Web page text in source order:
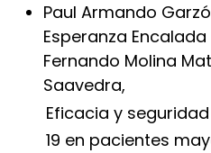
Paul Armando
Esperanza
Fernando Molina
Saavedra,
Eficacia y
19 en pacientes